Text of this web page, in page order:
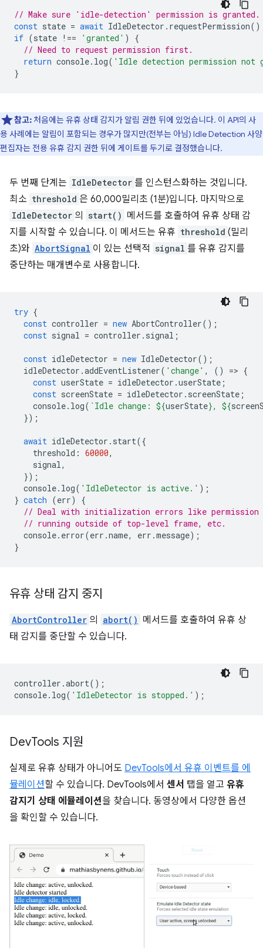
// Make sure 'idle-detection' permission is granted.
const state = await IdleDetector . requestPermission
if (state !== 'granted' )
{
// Need to request permission first.
return console. log( 'Idle detection permission not
}
참고: 처음에는 유휴 상태 감지가 알림 권한 뒤에 있었습니다. 이 API의 사
용 사례에는 알림이 포함되는 경우가 많지만(전부는 아님) Idle Detection 사양
편집자는 전용 유휴 감지 권한 뒤에 게이트를 두기로 결정했습니다.
두 번째 단계는 IdleDetector 를 인스턴스화하는 것입니다.
최소 threshold 은 60,000밀리초 (1분)입니다. 마지막으로
IdleDetector 의 start() 메서드를 호출하여 유휴 상태 감
지를 시작할 수 있습니다. 이 메서드는 유휴 threshold (밀리
초)와 AbortSignal 이 있는 선택적 signal 를 유휴 감지를
중단하는 매개변수로 사용합니다.
try {
const controller = new AbortController();
const signal = controller . signal ;
const idleDetector = new IdleDetector();
idleDetector .addEventListener( 'change' , () => {
const userState = idleDetector .userState ;
const screenState = idleDetector . screenState ;
console. log( `Idle change: ${userState}, ${
});
await idleDetector . start({
threshold : 60000,
signal,
});
console. log( 'IdleDetector is active.' );
} catch (err)
{
// Deal with initialization errors like permission
// running outside of top-level frame, etc.
console. error(err .name, err .message);
}
유휴 상태 감지 중지
AbortController 의 abort() 메서드를 호출하여 유휴 상
태 감지를 중단할 수 있습니다.
controller .abort();
console. log( 'IdleDetector is stopped.' );
DevTools 지원
실제로 유휴 상태가 아니어도 DevTools에서 유휴 이벤트를 에
뮬레이션할 수 있습니다. DevTools에서 센서 탭을 열고 유휴
감지기 상태 에뮬레이션을 찾습니다. 동영상에서 다양한 옵션
을 확인할 수 있습니다.